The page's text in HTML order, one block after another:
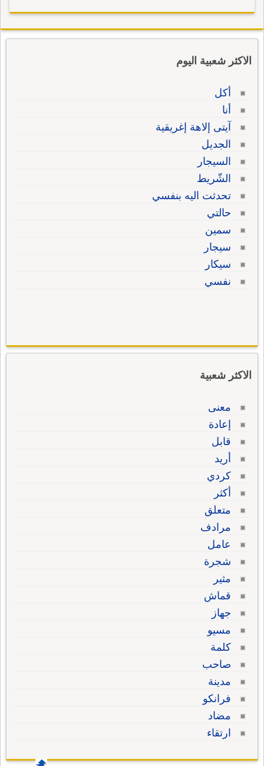
الاكثر شعبية اليوم
أكل
أنا
آيتى إلاهة إغريقية
الجديل
السيجار
الشّريط
تحدثت اليه بنفسي
حالتي
سمين
سيجار
سيكار
نفسي
الاكثر شعبية
معنى
إعادة
قابل
أريد
كردي
أكثر
متعلق
مرادف
عامل
شجرة
مثير
قماش
جهاز
مسيو
كلمة
صاحب
مدينة
فرانكو
مضاد
ارتقاء